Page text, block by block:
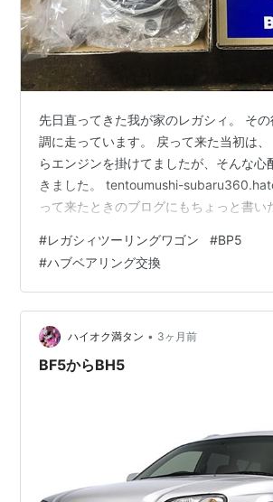
先日直ってきた我が家のレガシィ。 そ
調に走っています。 戻って来た当初は
らエンジンを掛けてましたが、そんな心
きました。 tentoumushi-
って来たときのブログにもちょっと書い
いたのですが、引き取るときに工場で言
さんの友達を乗せたら走り出した途端に
アリング鳴ってるね、と言われました。
て、結構お金も掛かっているので、もう
ていたのですが、あまり気持ちの良い物
ハブ…
#レガシィツーリングワゴン #BP5
#ハブベアリング交換
ハイオク満タン • 3ヶ月前
BF5からBH5